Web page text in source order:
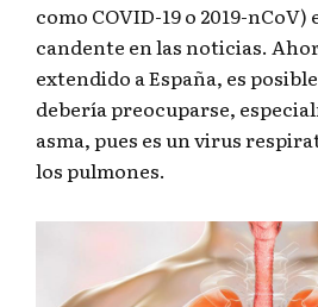
como COVID-19 o 2019-nCoV)
candente en las noticias.
extendido a España, es
debería preocuparse,
asma, pues es un virus
los pulmones.